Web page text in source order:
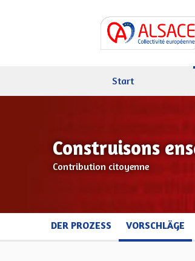
Start
Construisons
Contribution citoyenne
DER PROZESS VORSCHLÄGE